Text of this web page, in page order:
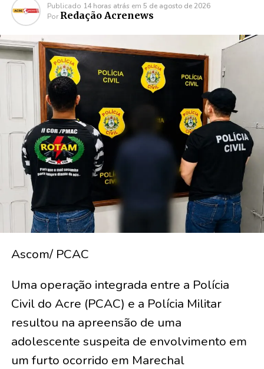
Publicado 14 horas atrás em 5 de agosto de 2026
Por Redação Acrenews
Ascom/ PCAC
Uma operação integrada entre a Polícia
Civil do Acre (PCAC) e a Polícia Militar
resultou na apreensão de uma
adolescente suspeita de envolvimento em
um furto ocorrido em Marechal